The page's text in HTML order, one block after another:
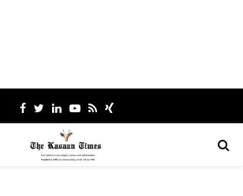
Facebook
TwitterLinkedinYoutube
RssXing